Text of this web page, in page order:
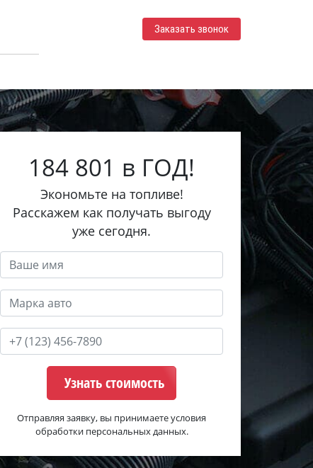
Заказать звонок
184 801 в ГОД!
Экономьте на топливе!
Расскажем как получать выгоду
уже сегодня.
Узнать стоимость
Отправляя заявку, вы принимаете условия
обработки персональных данных.